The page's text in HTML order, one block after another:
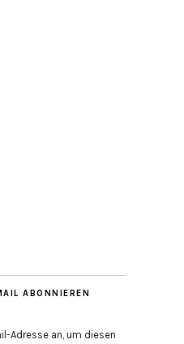
ABONNIEREN
Adresse an, um diesen